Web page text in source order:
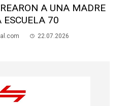
A UNA MADRE
ESCUELA 70
22.07.2026